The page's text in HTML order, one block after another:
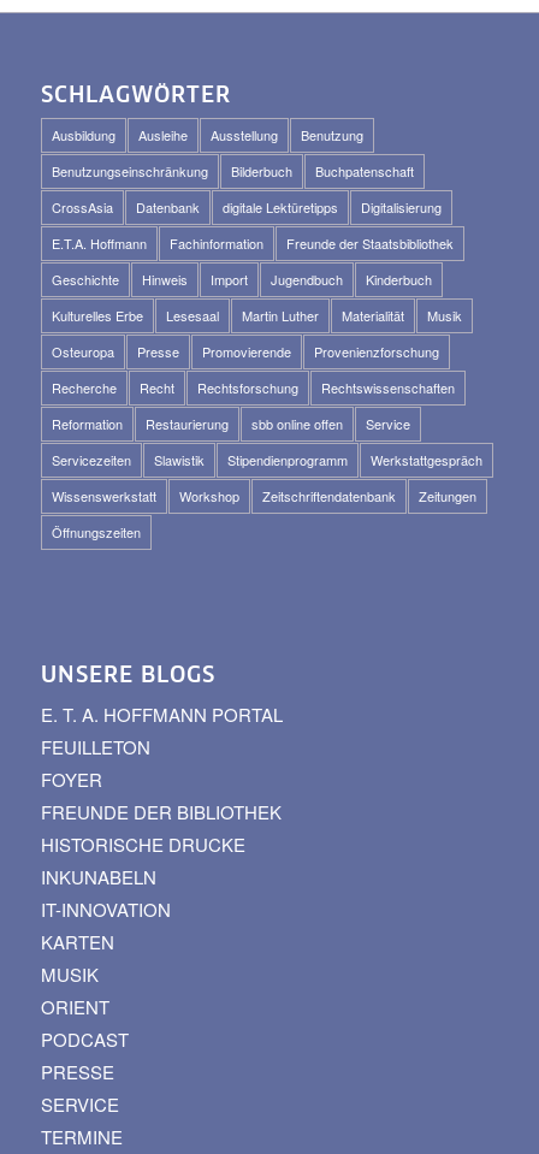
SCHLAGWÖRTER
Ausbildung Ausleihe Ausstellung
Benutzung
Benutzungseinschränkung
Bilderbuch
Buchpatenschaft
CrossAsia
Datenbank digitale Lektüretipps
Digitalisierung
E.T.A. Hoffmann
Fachinformation
Freunde der Staatsbibliothek
Geschichte
Hinweis Import Jugendbuch
Kinderbuch
Kulturelles Erbe
Lesesaal Martin Luther Materialität
Musik
Osteuropa
Presse Promovierende
Provenienzforschung
Recherche
Recht Rechtsforschung
Rechtswissenschaften
Reformation
Restaurierung sbb online offen
Service
Servicezeiten
Slawistik Stipendienprogramm
Werkstattgespräch
Wissenswerkstatt
Workshop Zeitschriftendatenbank
Zeitungen
Öffnungszeiten
UNSERE BLOGS
E. T. A. HOFFMANN PORTAL
FEUILLETON
FOYER
FREUNDE DER BIBLIOTHEK
HISTORISCHE DRUCKE
INKUNABELN
IT-INNOVATION
KARTEN
MUSIK
ORIENT
PODCAST
PRESSE
SERVICE
TERMINE